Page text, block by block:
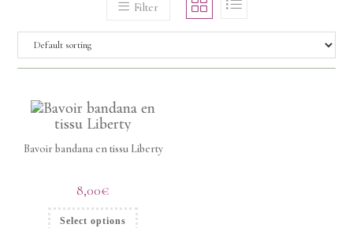
Filter
Bavoir bandana en tissu Liberty
8,00€
Select options